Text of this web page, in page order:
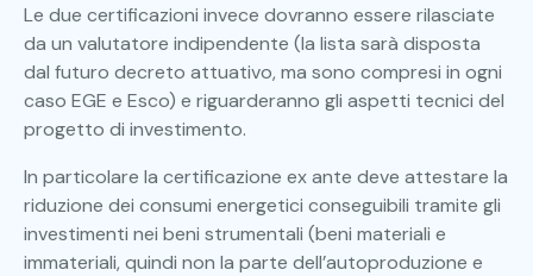
Le due certificazioni invece dovranno essere rilasciate
da un valutatore indipendente (la lista sarà disposta
dal futuro decreto attuativo, ma sono compresi in ogni
caso EGE e Esco) e riguarderanno gli aspetti tecnici del
progetto di investimento.
In particolare la certificazione ex ante deve attestare la
riduzione dei consumi energetici conseguibili tramite gli
investimenti nei beni strumentali (beni materiali e
immateriali, quindi non la parte dell’autoproduzione e